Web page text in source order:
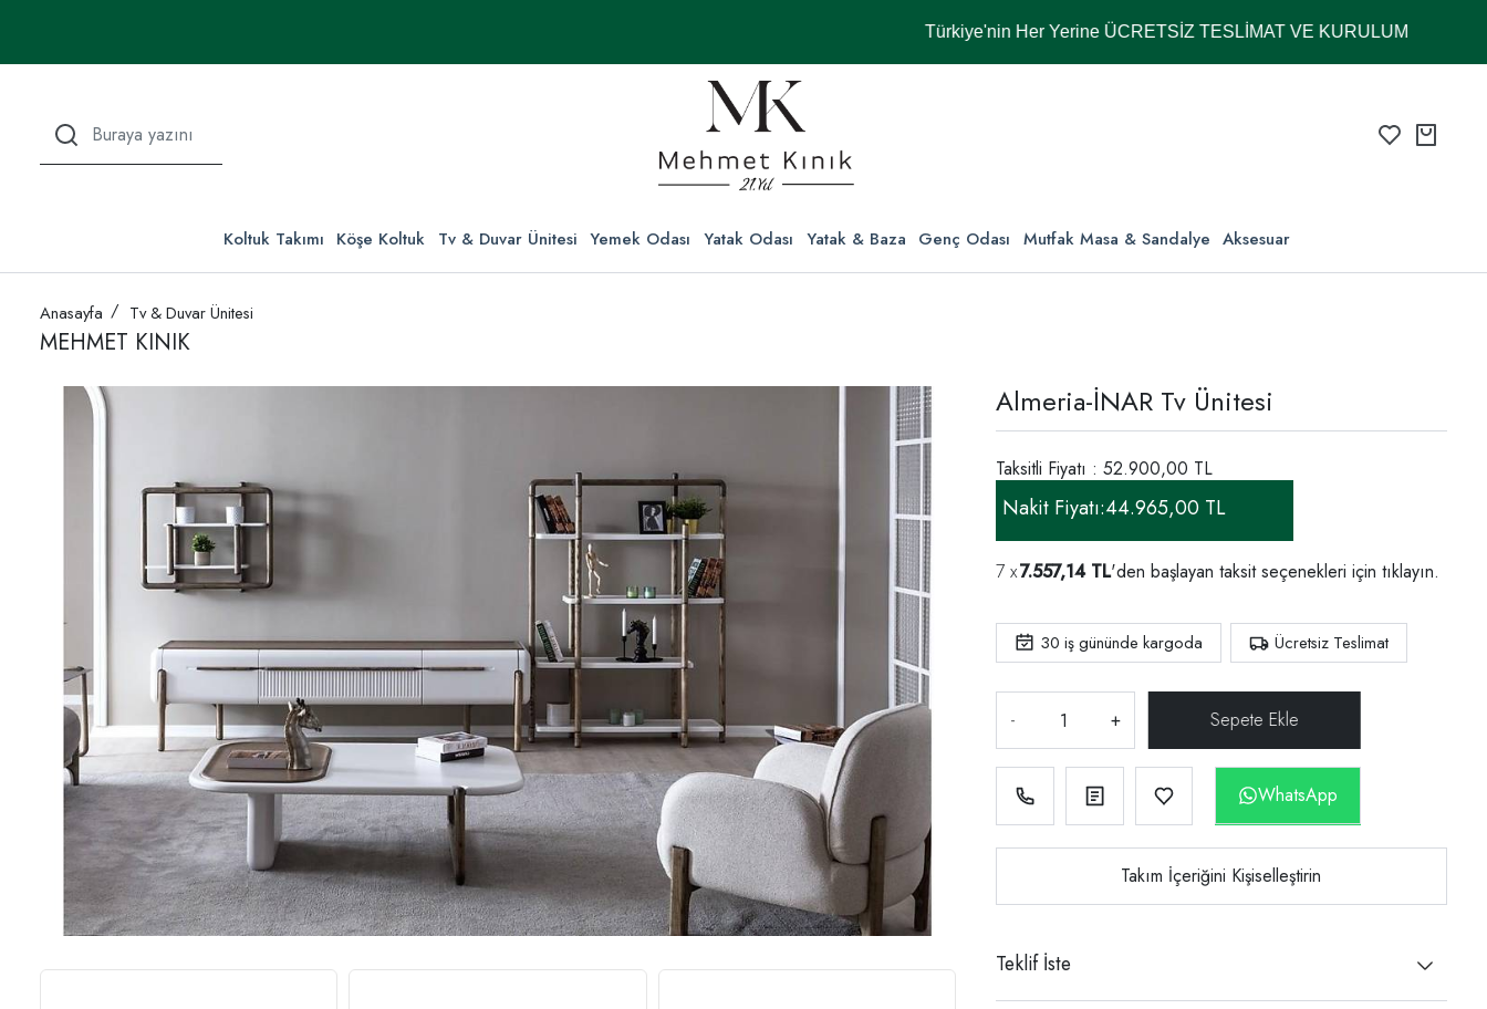
Türkiye'nin Her Yerine ÜCRETSİZ TESLİMAT VE KURULUM
Koltuk Takımı Köşe Koltuk Tv & Duvar Ünitesi Yemek Odası Yatak Odası Yatak & Baza Genç Odası Mutfak Masa & Sandalye Aksesuar
Anasayfa Tv & Duvar Ünitesi
MEHMET KINIK
Almeria-İNAR Tv Ünitesi
Taksitli Fiyatı : 52.900,00 TL
Nakit Fiyatı:44.965,00 TL
7.557,14 TL'den başlayan taksit seçenekleri için tıklayın.
30 iş gününde kargoda Ücretsiz Teslimat
- +
WhatsApp
Takım İçeriğini Kişiselleştirin
Teklif İste